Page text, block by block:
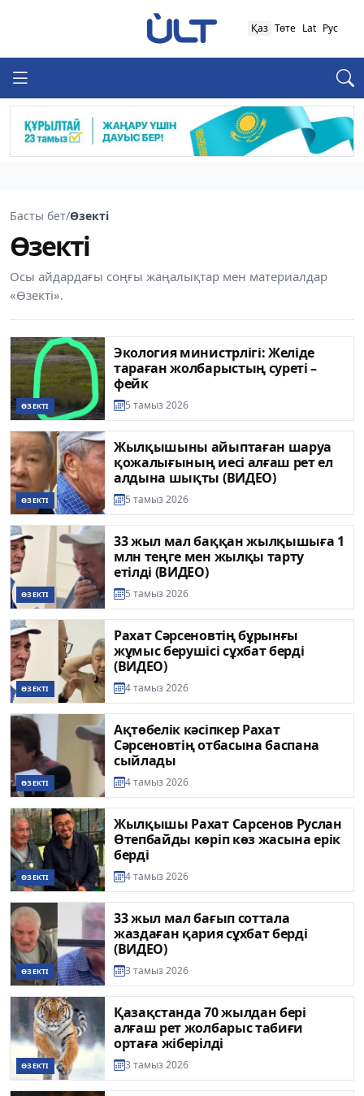
Қаз Төте Lat Рус
Басты бет/Өзекті
Өзекті
Осы айдардағы соңғы жаңалықтар мен материалдар
«Өзекті».
ӨЗЕКТІ
Экология министрлігі: Желіде
тараған жолбарыстың суреті –
фейк
5 тамыз 2026
ӨЗЕКТІ
Жылқышыны айыптаған шаруа
қожалығының иесі алғаш рет ел
алдына шықты (ВИДЕО)
5 тамыз 2026
ӨЗЕКТІ
33 жыл мал баққан жылқышыға 1
млн теңге мен жылқы тарту
етілді (ВИДЕО)
5 тамыз 2026
ӨЗЕКТІ
Рахат Сәрсеновтің бұрынғы
жұмыс берушісі сұхбат берді
(ВИДЕО)
4 тамыз 2026
ӨЗЕКТІ
Ақтөбелік кәсіпкер Рахат
Сәрсеновтің отбасына баспана
сыйлады
4 тамыз 2026
ӨЗЕКТІ
Жылқышы Рахат Сарсенов Руслан
Өтепбайды көріп көз жасына ерік
берді
4 тамыз 2026
ӨЗЕКТІ
33 жыл мал бағып соттала
жаздаған қария сұхбат берді
(ВИДЕО)
3 тамыз 2026
ӨЗЕКТІ
Қазақстанда 70 жылдан бері
алғаш рет жолбарыс табиғи
ортаға жіберілді
3 тамыз 2026